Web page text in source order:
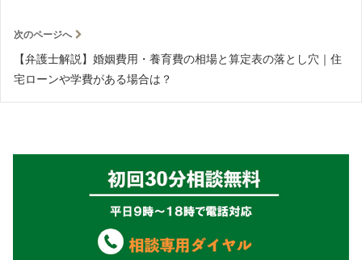
次のページへ
【弁護士解説】婚姻費用・養育費の相場と算定表の落とし穴｜住
宅ローンや学費がある場合は？